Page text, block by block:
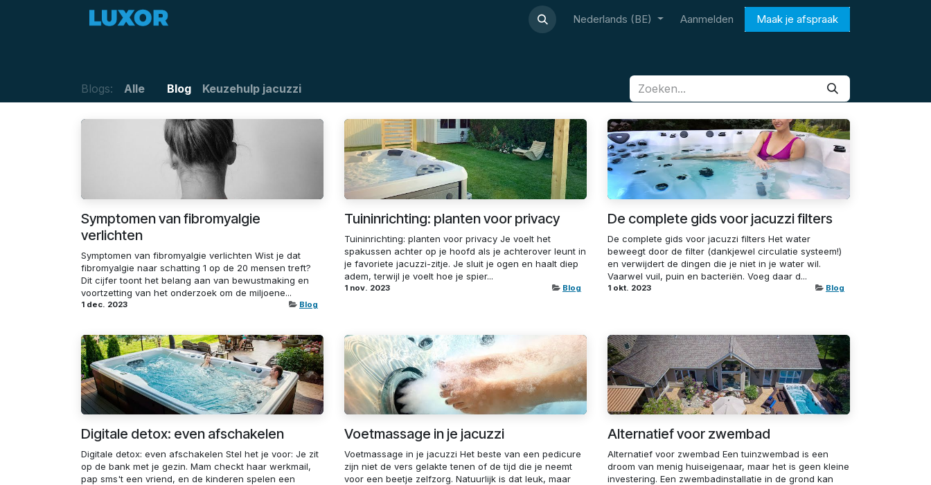
Overslaan naar inhoud
Contact Nederlands (BE) Aanmelden Maak je afspraak
Blogs: Alle Blog Keuzehulp jacuzzi
Symptomen van fibromyalgie
verlichten
Symptomen van fibromyalgie verlichten Wist je dat
fibromyalgie naar schatting 1 op de 20 mensen treft?
Dit cijfer toont het belang aan van bewustmaking en
voortzetting van het onderzoek om de miljoene...
1 dec. 2023 Blog
Tuininrichting: planten voor privacy
Tuininrichting: planten voor privacy Je voelt het
spakussen achter op je hoofd als je achterover leunt in
je favoriete jacuzzi-zitje. Je sluit je ogen en haalt diep
adem, terwijl je voelt hoe je spier...
1 nov. 2023 Blog
De complete gids voor jacuzzi filters
De complete gids voor jacuzzi filters Het water
beweegt door de filter (dankjewel circulatie systeem!)
en verwijdert de dingen die je niet in je water wil.
Vaarwel vuil, puin en bacteriën. Voeg daar d...
1 okt. 2023 Blog
Digitale detox: even afschakelen
Digitale detox: even afschakelen Stel het je voor: Je zit
op de bank met je gezin. Mam checkt haar werkmail,
pap sms't een vriend, en de kinderen spelen een
Voetmassage in je jacuzzi
Voetmassage in je jacuzzi Het beste van een pedicure
zijn niet de vers gelakte tenen of de tijd die je neemt
voor een beetje zelfzorg. Natuurlijk is dat leuk, maar
Alternatief voor zwembad
Alternatief voor zwembad Een tuinzwembad is een
droom van menig huiseigenaar, maar het is geen kleine
investering. Een zwembadinstallatie in de grond kan